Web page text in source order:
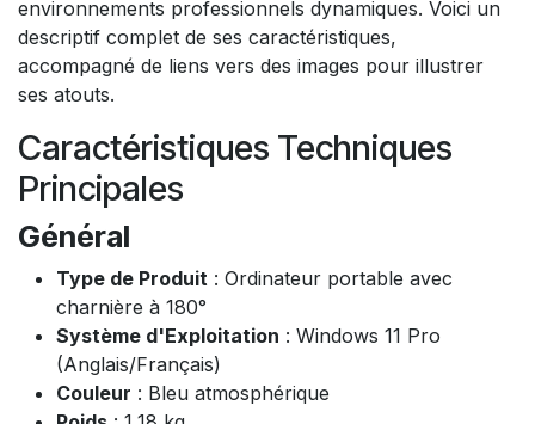
environnements professionnels dynamiques. Voici un
descriptif complet de ses caractéristiques,
accompagné de liens vers des images pour illustrer
ses atouts.
Caractéristiques Techniques
Principales
Général
Type de Produit : Ordinateur portable avec
charnière à 180°
Système d'Exploitation : Windows 11 Pro
(Anglais/Français)
Couleur : Bleu atmosphérique